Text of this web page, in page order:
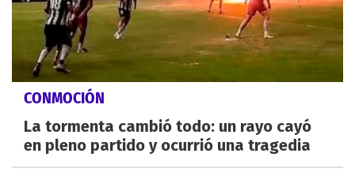
CONMOCIÓN
La tormenta cambió todo: un rayo cayó
en pleno partido y ocurrió una tragedia